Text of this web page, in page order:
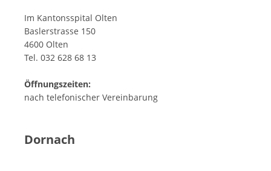
Im Kantonsspital Olten
Baslerstrasse 150
4600 Olten
Tel. 032 628 68 13
Öffnungszeiten:
nach telefonischer Vereinbarung
Dornach